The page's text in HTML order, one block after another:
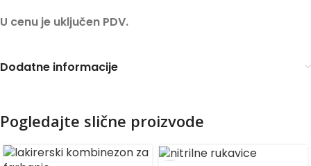
U cenu je uključen PDV.
Dodatne informacije
Pogledajte slične proizvode